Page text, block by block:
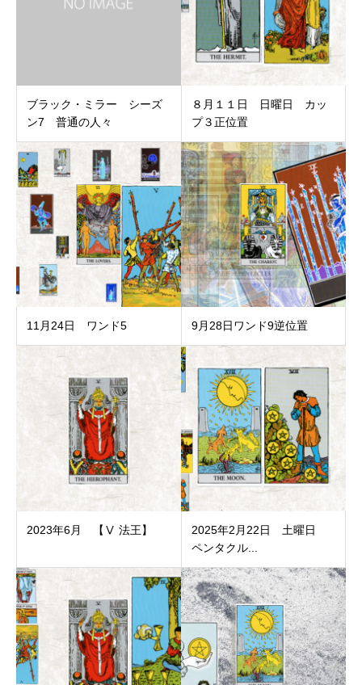
ブラック・ミラー シーズ
ン7 普通の人々
８月１１日 日曜日 カッ
プ３正位置
11月24日 ワンド5 9月28日ワンド9逆位置
2023年6月 【Ⅴ 法王】
2025年2月22日 土曜日
ペンタクル...